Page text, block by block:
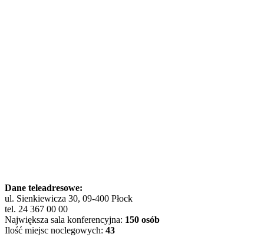
Dane teleadresowe:
ul. Sienkiewicza 30, 09-400 Płock
tel. 24 367 00 00
Największa sala konferencyjna: 150 osób
Ilość miejsc noclegowych: 43